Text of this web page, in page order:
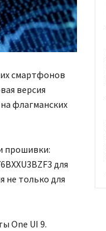
смартфонов
версия
флагманских
прошивки:
для
не только для
One UI 9.